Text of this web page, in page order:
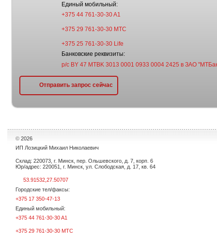
Единый мобильный:
+375 44 761-30-30 A1
+375 29 761-30-30 МТС
+375 25 761-30-30 Life
Банковские реквизиты:
р/с BY 47 MTBK 3013 0001 0933 0004 2425 в ЗАО
Отправить запрос сейчас
© 2026
ИП Лозицкий Михаил Николаевич
Склад: 220073, г. Минск, пер. Ольшевского, д. 7, корп. 6
Юр/адрес: 220051, г. Минск, ул. Слободская, д. 17, кв. 64
53.91532,27.50707
Городские тел/факсы:
+375 17 350-47-13
Единый мобильный:
+375 44 761-30-30 A1
+375 29 761-30-30 МТС